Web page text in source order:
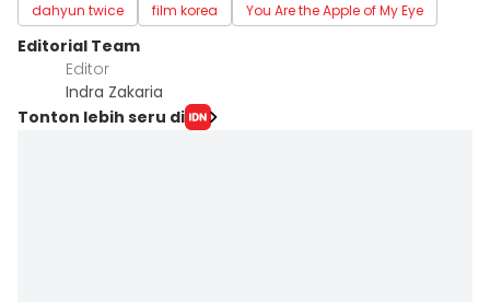
dahyun twice film korea You Are the Apple of My Eye
Editorial Team
Editor
Indra Zakaria
Tonton lebih seru di